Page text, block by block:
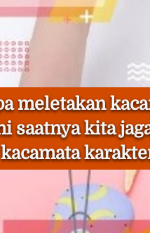
meletakan
saatnya kita